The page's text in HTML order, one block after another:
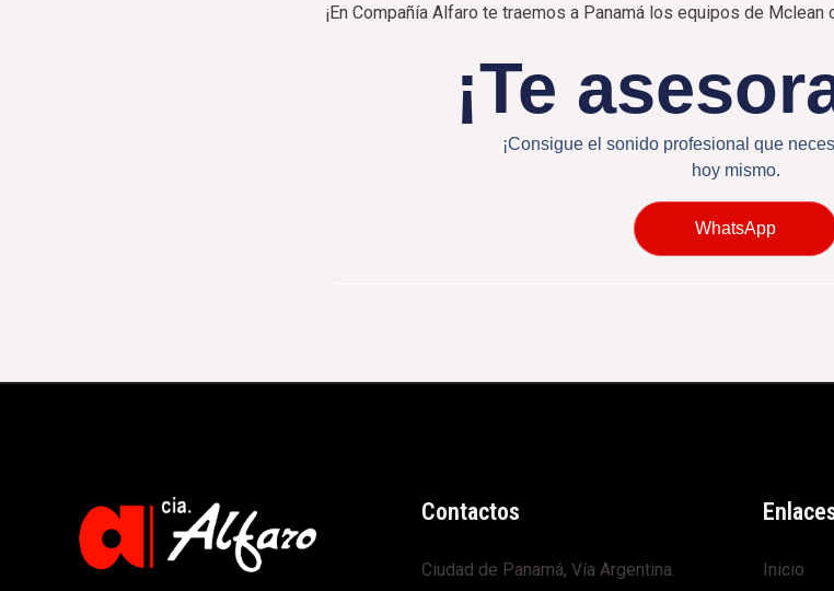
¡En Compañía Alfaro te traemos a Panamá los equipos de
¡Te
¡Consigue el sonido profesional que
hoy mismo.
WhatsApp
Contactos
Ciudad de Panamá, Vía Argentina.
Inicio